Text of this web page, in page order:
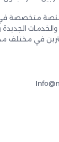
متخصصة في
والخدمات
في مختلف